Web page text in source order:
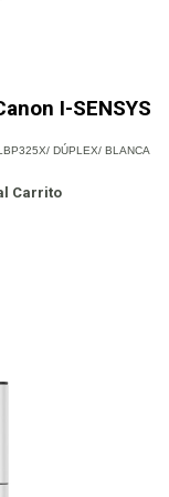
I-SENSYS
DÚPLEX/ BLANCA
Carrito